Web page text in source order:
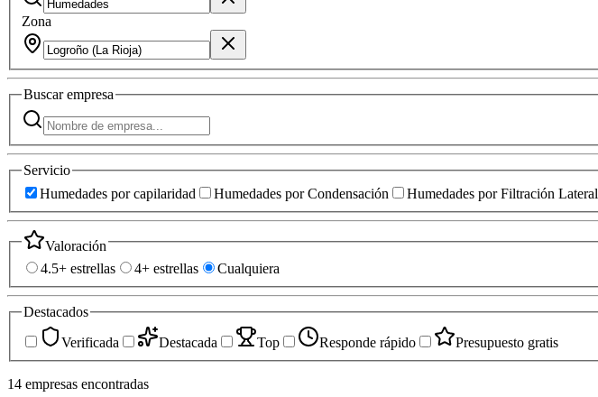
Zona
Buscarempresa
Servicio
Humedades por capilaridad
Humedades por Condensación Humedades por Filtración Lateral
Valoración
4.5+ estrellas
4+ estrellas Cualquiera
Destacados
Verificada
Destacada Top Responde rápido Presupuesto gratis
14 empresas encontradas